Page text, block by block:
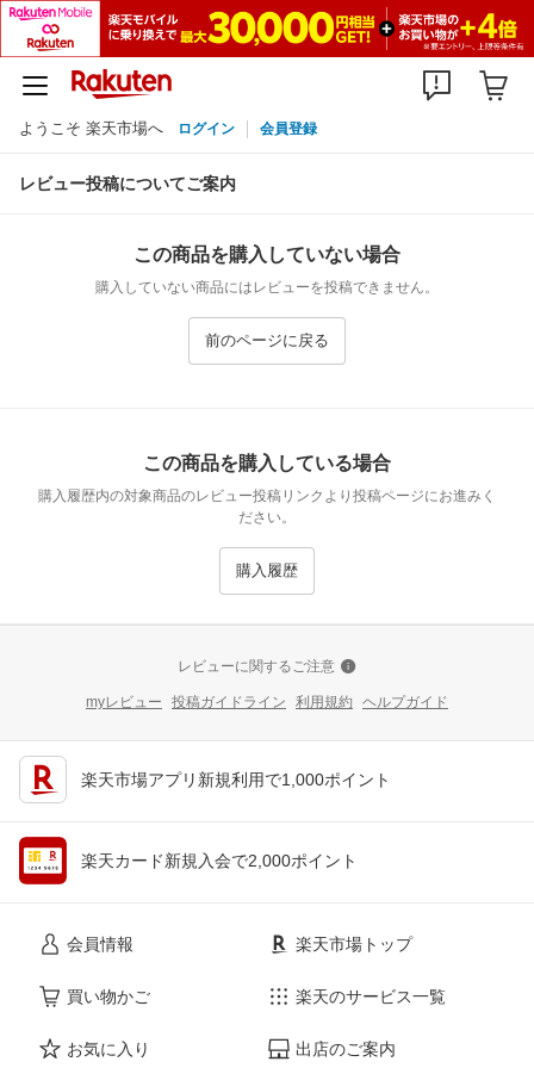
ようこそ 楽天市場へ ログイン 会員登録
レビュー投稿についてご案内
この商品を購入していない場合
購入していない商品にはレビューを投稿できません。
前のページに戻る
この商品を購入している場合
購入履歴内の対象商品のレビュー投稿リンクより投稿ページにお進みく
ださい。
購入履歴
レビューに関するご注意
myレビュー 投稿ガイドライン 利用規約 ヘルプガイド
楽天市場アプリ新規利用で1,000ポイント
楽天カード新規入会で2,000ポイント
会員情報
買い物かご
お気に入り
楽天市場トップ
楽天のサービス一覧
出店のご案内